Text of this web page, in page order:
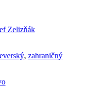
Zelizňák
, zahraničný